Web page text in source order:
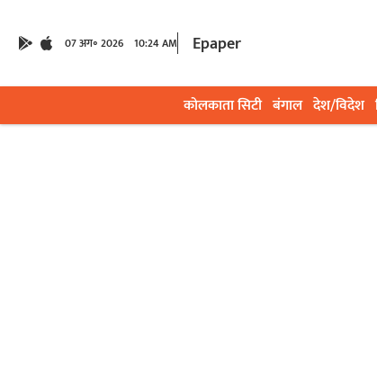
07 अग॰ 2026 10:24 AM Epaper
कोलकाता सिटी बंगाल देश/विदेश